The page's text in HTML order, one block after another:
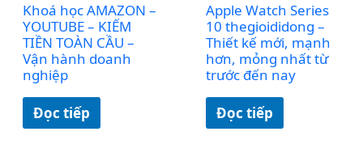
Khoá học AMAZON –
YOUTUBE – KIẾM
TIỀN TOÀN CẦU –
Vận hành doanh
nghiệp
Đọc tiếp
Apple Watch Series
10 thegioididong –
Thiết kế mới, mạnh
hơn, mỏng nhất từ
trước đến nay
Đọc tiếp